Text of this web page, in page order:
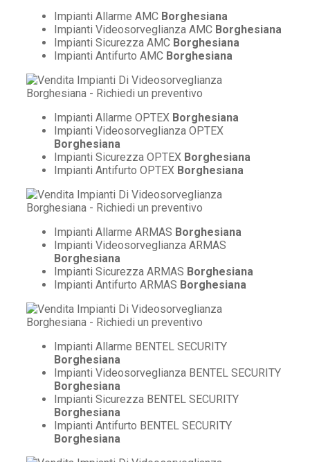
Impianti Allarme AMC Borghesiana
Impianti Videosorveglianza AMC Borghesiana
Impianti Sicurezza AMC Borghesiana
Impianti Antifurto AMC Borghesiana
Impianti Allarme OPTEX Borghesiana
Impianti Videosorveglianza OPTEX
Borghesiana
Impianti Sicurezza OPTEX Borghesiana
Impianti Antifurto OPTEX Borghesiana
Impianti Allarme ARMAS Borghesiana
Impianti Videosorveglianza ARMAS
Borghesiana
Impianti Sicurezza ARMAS Borghesiana
Impianti Antifurto ARMAS Borghesiana
Impianti Allarme BENTEL SECURITY
Borghesiana
Impianti Videosorveglianza BENTEL SECURITY
Borghesiana
Impianti Sicurezza BENTEL SECURITY
Borghesiana
Impianti Antifurto BENTEL SECURITY
Borghesiana